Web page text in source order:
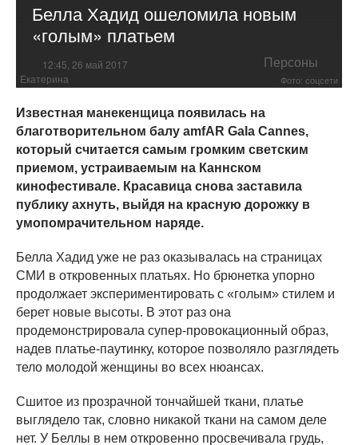
Белла Хадид ошеломила новым
«голым» платьем
12:45, 26 май 2017 Персоны
Екатерина Фото: соцсети
Известная манекенщица появилась на
благотворительном балу amfAR Gala Cannes,
который считается самым громким светским
приемом, устраиваемым на Каннском
кинофестивале. Красавица снова заставила
публику ахнуть, выйдя на красную дорожку в
умопомрачительном наряде.
Белла Хадид уже не раз оказывалась на страницах
СМИ в откровенных платьях. Но брюнетка упорно
продолжает экспериментировать с «голым» стилем и
берет новые высоты. В этот раз она
продемонстрировала супер-провокационный образ,
надев платье-паутинку, которое позволяло разглядеть
тело молодой женщины во всех нюансах.
Сшитое из прозрачной тончайшей ткани, платье
выглядело так, словно никакой ткани на самом деле
нет. У Беллы в нем откровенно просвечивала грудь,